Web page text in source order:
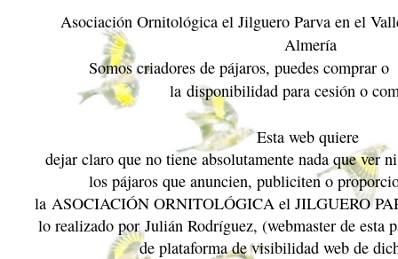
Asociación Ornitológica el Jilguero Parva en el
Almería
Somos criadores de pájaros, puedes comprar
la disponibilidad para cesión o
Esta web quiere
dejar claro que no tiene absolutamente nada que ver
los pájaros que anuncien, publiciten o
la ASOCIACIÓN ORNITOLÓGICA el JILGUERO
lo realizado por Julián Rodríguez, (webmaster de esta
de plataforma de visibilidad web de